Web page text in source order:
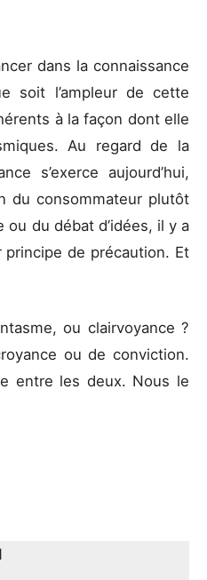
dans la connaissance
soit l’ampleur de cette
à la façon dont elle
Au regard de la
s’exerce aujourd’hui,
du consommateur plutôt
du débat d’idées, il y a
principe de précaution. Et
ou clairvoyance ?
ou de conviction.
entre les deux. Nous le